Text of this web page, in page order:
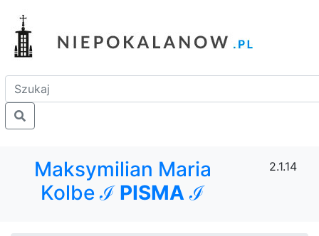
Maksymilian Maria
Kolbe ℐ PISMA ℐ
2.1.14